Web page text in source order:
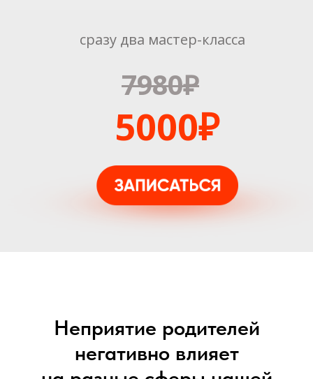
7980₽
5000₽
сразу два мастер-класса
Неприятие родителей
негативно влияет